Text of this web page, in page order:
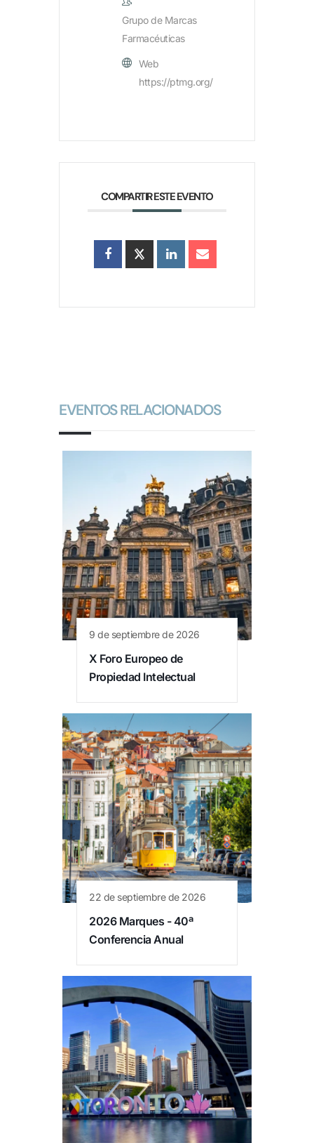
Grupo de Marcas
Farmacéuticas
Web
https://ptmg.org/
COMPARTIR ESTE EVENTO
EVENTOS RELACIONADOS
9 de septiembre de 2026
X Foro Europeo de
Propiedad Intelectual
22 de septiembre de 2026
2026 Marques - 40ª
Conferencia Anual